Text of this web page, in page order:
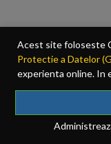
Acest site foloseste
Protectie a Datelor
experienta online. In
imbunatatim
experienta online
folosite doar de site-
AICIpentru